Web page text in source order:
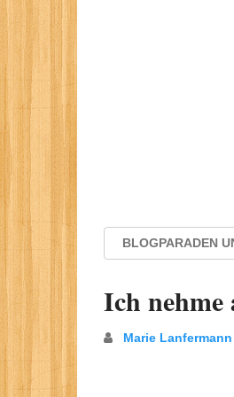
BLOGPARADEN
Ich
Marie Lanfermann